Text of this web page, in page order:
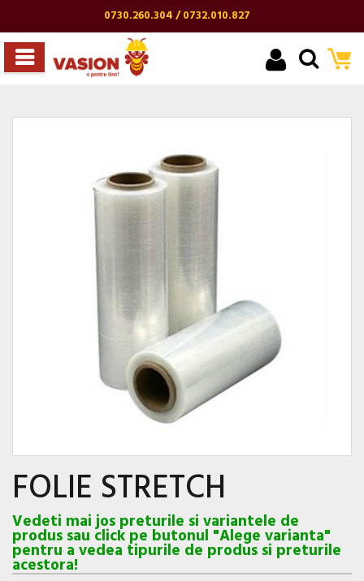
0730.260.304 / 0732.010.827
FOLIE STRETCH
Vedeti mai jos preturile si variantele de
produs sau click pe butonul "Alege varianta"
pentru a vedea tipurile de produs si preturile
acestora!